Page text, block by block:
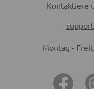
Kontaktiere
Montag -